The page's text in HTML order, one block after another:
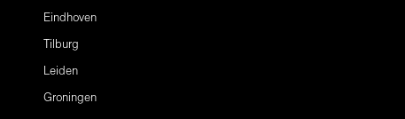
Eindhoven
Tilburg
Leiden
Groningen